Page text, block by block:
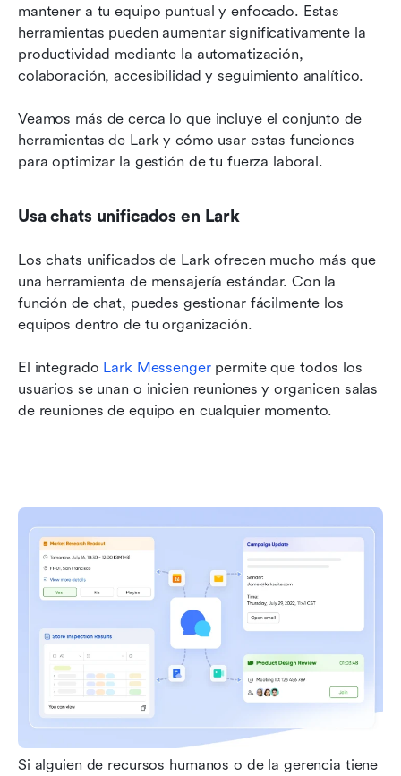
mantener a tu equipo puntual y enfocado. Estas
herramientas pueden aumentar significativamente la
productividad mediante la automatización,
colaboración, accesibilidad y seguimiento analítico.
Veamos más de cerca lo que incluye el conjunto de
herramientas de Lark y cómo usar estas funciones
para optimizar la gestión de tu fuerza laboral.
Usa chats unificados en Lark
Los chats unificados de Lark ofrecen mucho más que
una herramienta de mensajería estándar. Con la
función de chat, puedes gestionar fácilmente los
equipos dentro de tu organización.
El integrado Lark Messenger permite que todos los
usuarios se unan o inicien reuniones y organicen salas
de reuniones de equipo en cualquier momento.
Si alguien de recursos humanos o de la gerencia tiene